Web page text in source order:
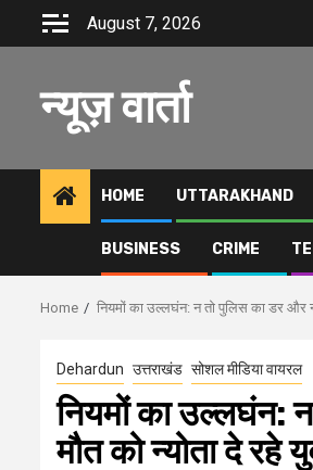
August 7, 2026
न्यूज़ वार्ता
HOME UTTARAKHAND
BUSINESS CRIME
Home नियमों का उल्लघंन: न तो पुलिस का डर और
Dehardun उत्तराखंड सोशल मीडिया वायरल
नियमों का उल्लघंन:
मौत को न्योता दे रहे